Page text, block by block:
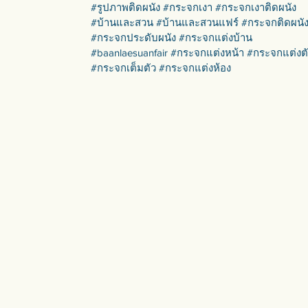
#รูปภาพติดผนัง #กระจกเงา #กระจกเงาติดผนัง
#บ้านและสวน #บ้านและสวนแฟร์ #กระจกติดผนัง
#กระจกประดับผนัง #กระจกแต่งบ้าน
#baanlaesuanfair #กระจกแต่งหน้า #กระจกแต่ง
#กระจกเต็มตัว #กระจกแต่งห้อง